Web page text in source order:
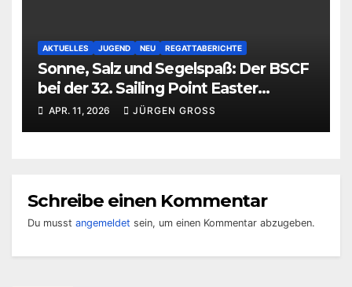
AKTUELLES JUGEND NEU REGATTABERICHTE
Sonne, Salz und Segelspaß: Der BSCF
bei der 32. Sailing Point Easter
Regatta 2026
APR. 11, 2026 JÜRGEN GROSS
Schreibe einen Kommentar
Du musst angemeldet sein, um einen Kommentar abzugeben.